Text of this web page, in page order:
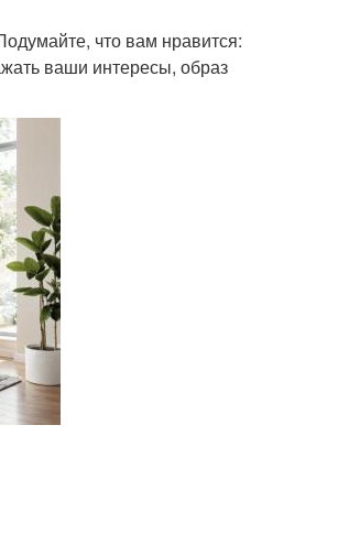
что вам нравится:
ваши интересы, образ